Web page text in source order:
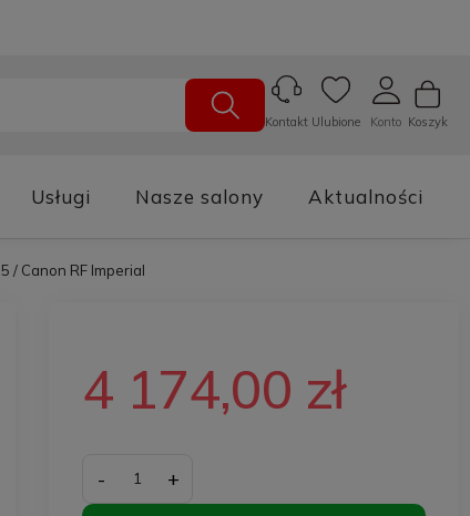
Koszyk
Konto
Ulubione
Kontakt
Usługi Nasze salony Aktualności
/ Canon RF Imperial
4 174,00 zł
- +